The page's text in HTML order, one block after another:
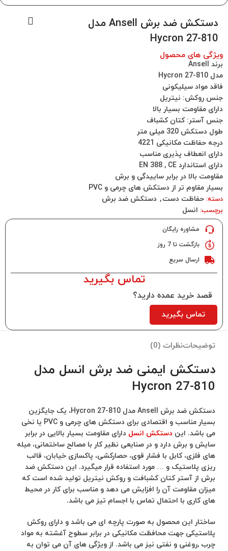
دستکش ضد برش Ansell مدل
810-27 Hycron
ویژگی های محصول
برند Ansell
مدل 810-27 Hycron
فاقد مواد سیلیکونی
جنس روکش: نیتریل
دارای مقاومت بسیار بالا
جنس آستر: کتان کشباف
طول دستکش 320 میلی متر
درجه حفاظت مکانیکی 4221
دارای انعطاف پذیری مناسب
دارای استاندارد EN 388 , CE
مقاومت بالا در برابر ساییدگی و برش
بسیار مقاوم تر از دستکش های چرمی و PVC
دسته: حفاظت دست, دستکش ضد برش
برچسب: انسل
مشاوره رایگان
بازگشت تا 7 روز
ارسال سریع
تماس بگیرید
قصد خرید عمده دارید؟
تماس بگیرید
توضیحاتنظرات (0)
دستکش ایمنی ضد برش انسل مدل
810-27 Hycron
دستکش ضد برش Ansell مدل 810-27 Hycron، یک جایگزین
بسیار مناسب و اقتصادی برای دستکش های چرمی و PVC یا نخی
می باشد. این دستکش انسل دارای مقاومت بسیار بالایی در برابر
سایش و برش دارد و در صنایعی نظیر کار با مصالح ساختمانی، میله
های فلزی، کابل با فشار قوی، حصارکشی، پاکسازی خیابان، قالب
ریزی پلاستیک و … مورد استفاده قرار میگیرد. این دستکش ضد
برش از آستر کتان کشبافت و روکش نیتریل تولید شده است که
میزان مقاومت آن را افزایش می دهد و مناسب برای کار در محیط
های کاری با احتمال تماس با اجسام تیز می باشد.
ساختار این محصول به صورت پارچه ای می باشد و دارای روکش
پلاستیکی جهت محافظت مکانیکی در برابر سطوح آغشته به مواد
چرب ,روغنی و نفتی نیز می باشد. از ویژگی های آن می توان به